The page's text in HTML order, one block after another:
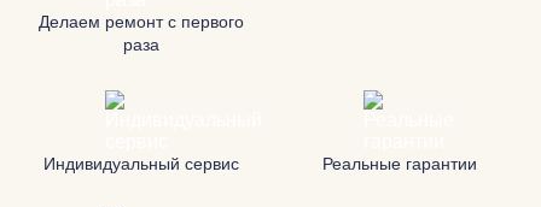
Делаем ремонт с первого
раза
Индивидуальный сервис Реальные гарантии